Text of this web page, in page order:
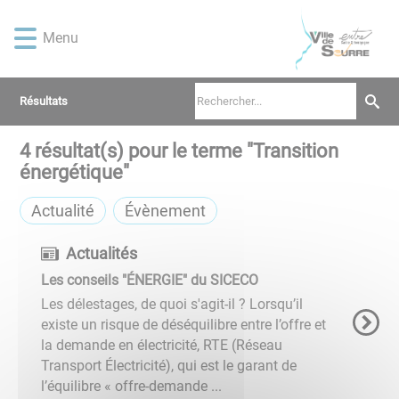
d'accès
rapide
menu
d'accès
rapide
contenu
d'accès
rapide
d'accès
rapide
pied
Menu
Résultats
4résultat(s) pour le terme "Transition
énergétique"
Actualité Évènement
Actualités
Les conseils "ÉNERGIE" du SICECO
Les délestages, de quoi s'agit-il ? Lorsqu’il
existe un risque de déséquilibre entre l’offre et
la demande en électricité, RTE (Réseau
Transport Électricité), qui est le garant de
l’équilibre « offre-demande ...